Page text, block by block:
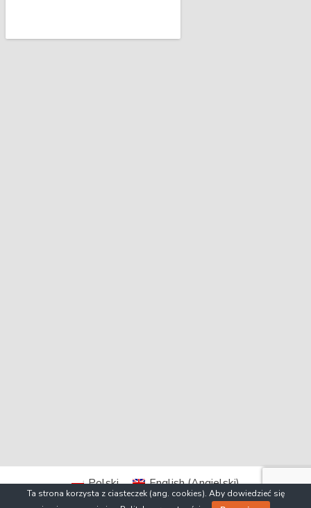
Ta strona korzysta z ciasteczek (ang. cookies). Aby dowiedzieć się
Polski English(Angielski)